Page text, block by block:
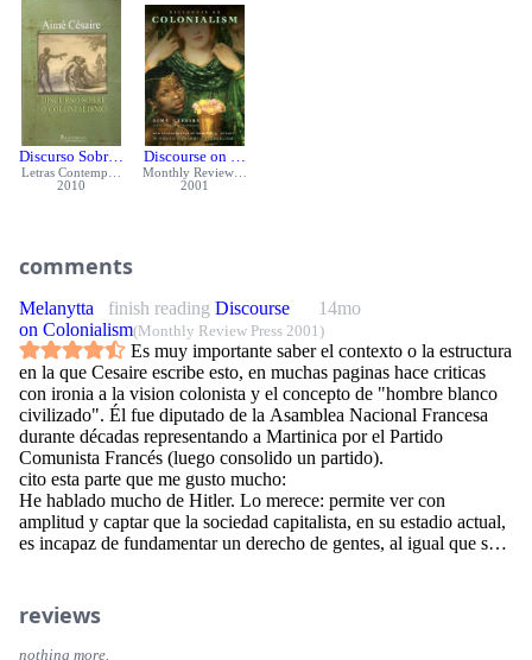
é citado (várias e várias vezes) por Frantz Fanon e citado também
por Raoul Vaneigem, em seu A Arte de Viver para as Novas
Geração, o best seller situacionista do Maio de 68 francês. Talvez
até mais atual hoje do que quando foi lançado, este livro
demonstra que o fascismo é filho do colonialismo. Que o racismo
é ferramenta fundamental da exploração capitalista. Que Hitler
vive em cada burguês.
No Brasil de hoje, ajuda a entender que a mais recente emersão
capitalismo em sua luta de sempre para preservar a infame
Uma obra fundamental, urgente para nossos tempos, numa edição
ilustrada por Marcelo D’Salete e traduzida por Claudio Willer.
Com notas explicativas e uma cronologia da vida, obra e
combates de Aimé Césaire.
Discurso Sobre o Colonialismo
Letras Contemporâneas
2010
Discourse on Colonialism
Monthly Review Press
2001
comments
14mo
Melanytta finish reading Discourse
on Colonialism(Monthly Review Press 2001)
Es muy importante saber el contexto o la estructura
en la que Cesaire escribe esto, en muchas paginas hace criticas
con ironia a la vision colonista y el concepto de "hombre blanco
civilizado". Él fue diputado de la Asamblea Nacional Francesa
durante décadas representando a Martinica por el Partido
Comunista Francés (luego consolido un partido).
cito esta parte que me gusto mucho:
He hablado mucho de Hitler. Lo merece: permite ver con
amplitud y captar que la sociedad capitalista, en su estadio actual,
es incapaz de fundamentar un derecho de gentes, al igual que se
Europa de Adenauer, de Schuman, de Bidault y de algunos otros,
está Hitler. Al final del capitalismo, deseoso de perpetuarse, está
Hitler. Al final del humanismo formal y de la renuncia filosófica,
reviews
nothing more.